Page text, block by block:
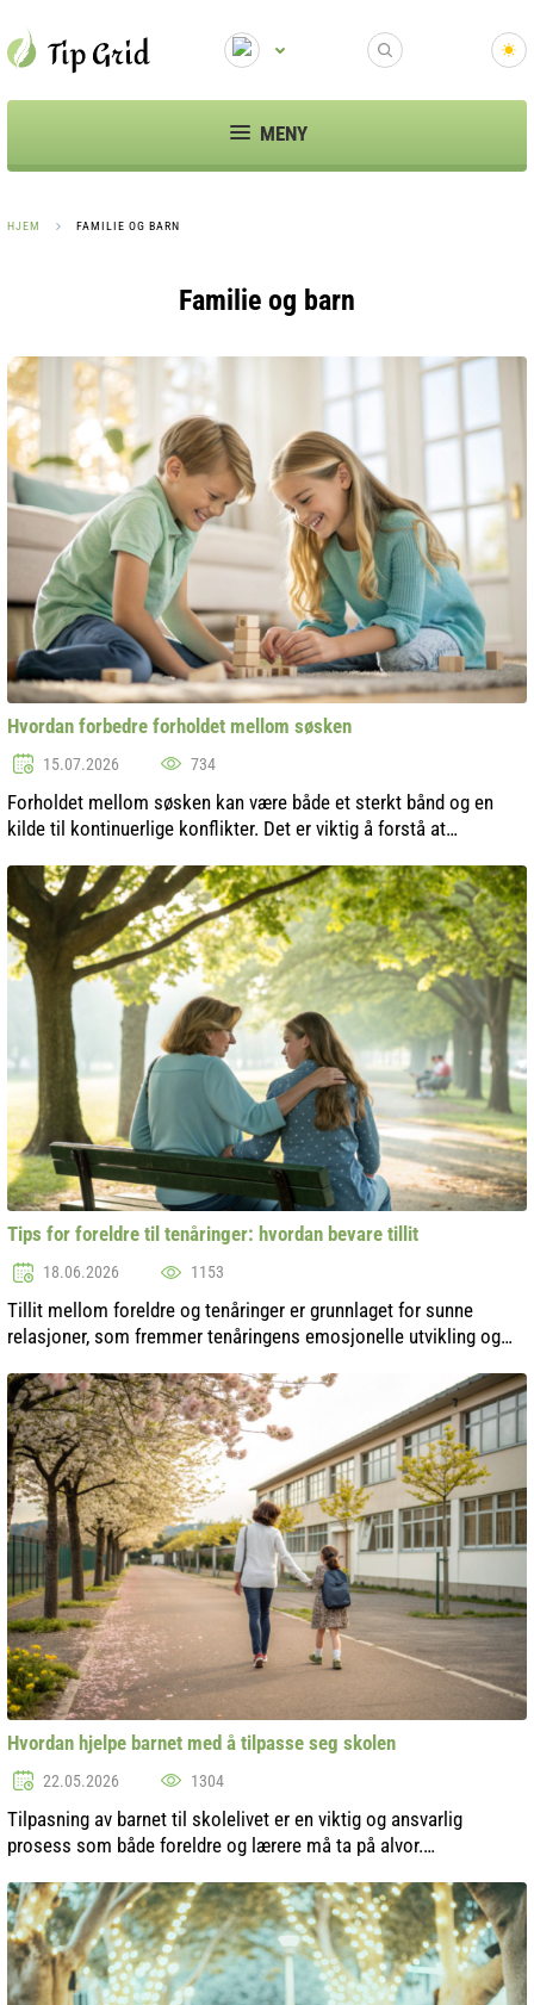
MENY
HJEM FAMILIE OG BARN
Familie og barn
Hvordan forbedre forholdet mellom søsken
15.07.2026 734
Forholdet mellom søsken kan være både et sterkt bånd og en
kilde til kontinuerlige konflikter. Det er viktig å forstå at
artikkelen skal vi...
Tips for foreldre til tenåringer: hvordan bevare tillit
18.06.2026 1153
Tillit mellom foreldre og tenåringer er grunnlaget for sunne
relasjoner, som fremmer tenåringens emosjonelle utvikling og
å opprettho...
Hvordan hjelpe barnet med å tilpasse seg skolen
22.05.2026 1304
Tilpasning av barnet til skolelivet er en viktig og ansvarlig
prosess som både foreldre og lærere må ta på alvor.
skole kan skape stress ...